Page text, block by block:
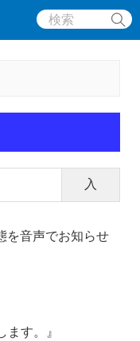
入
を音声でお知らせ
す。』